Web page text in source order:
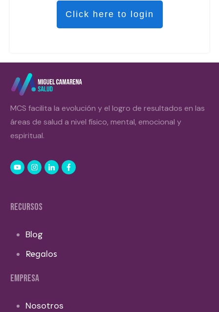
Click here to login
MCS facilita la evolución y el logro de resultados en las
áreas de salud a nivel físico, mental, emocional y
espiritual.
RECURSOS
Blog
Regalos
EMPRESA
Nosotros